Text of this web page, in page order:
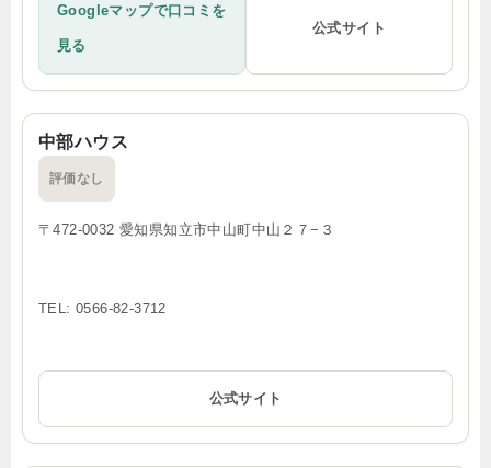
Googleマップで口コミを
見る
公式サイト
中部ハウス
評価なし
〒472-0032 愛知県知立市中山町中山２７−３
TEL: 0566-82-3712
公式サイト